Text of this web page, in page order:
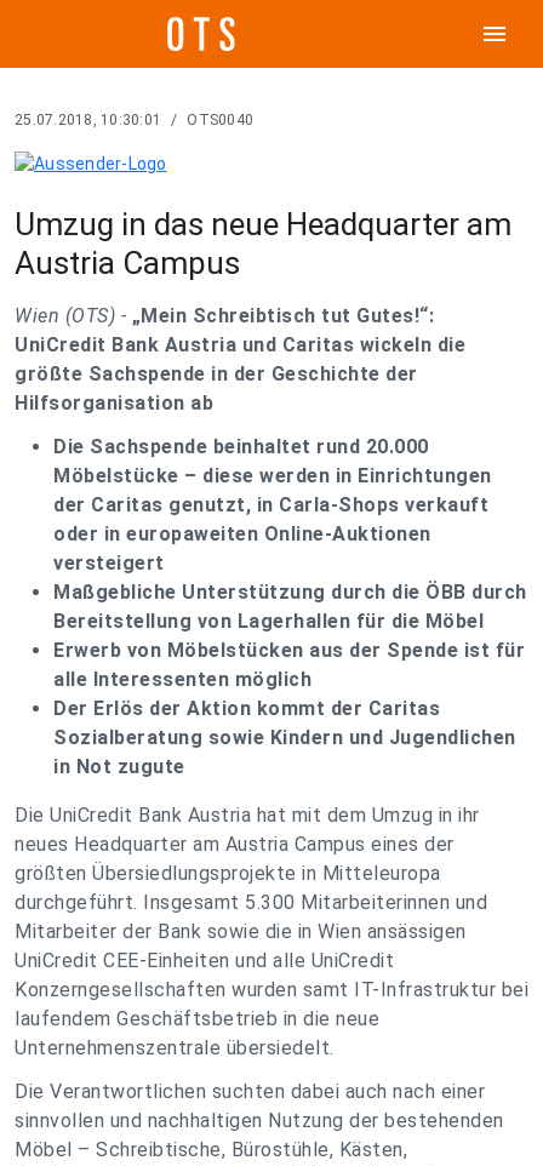
menu
25.07.2018, 10:30:01 / OTS0040
Umzug in das neue Headquarter am
Austria Campus
Wien (OTS) - „Mein Schreibtisch tut Gutes!“:
UniCredit Bank Austria und Caritas wickeln die
größte Sachspende in der Geschichte der
Hilfsorganisation ab
Die Sachspende beinhaltet rund 20.000
Möbelstücke – diese werden in Einrichtungen
der Caritas genutzt, in Carla-Shops verkauft
oder in europaweiten Online-Auktionen
versteigert
Maßgebliche Unterstützung durch die ÖBB durch
Bereitstellung von Lagerhallen für die Möbel
Erwerb von Möbelstücken aus der Spende ist für
alle Interessenten möglich
Der Erlös der Aktion kommt der Caritas
Sozialberatung sowie Kindern und Jugendlichen
in Not zugute
Die UniCredit Bank Austria hat mit dem Umzug in ihr
neues Headquarter am Austria Campus eines der
größten Übersiedlungsprojekte in Mitteleuropa
durchgeführt. Insgesamt 5.300 Mitarbeiterinnen und
Mitarbeiter der Bank sowie die in Wien ansässigen
UniCredit CEE-Einheiten und alle UniCredit
Konzerngesellschaften wurden samt IT-Infrastruktur bei
laufendem Geschäftsbetrieb in die neue
Unternehmenszentrale übersiedelt.
Die Verantwortlichen suchten dabei auch nach einer
sinnvollen und nachhaltigen Nutzung der bestehenden
Möbel – Schreibtische, Bürostühle, Kästen,